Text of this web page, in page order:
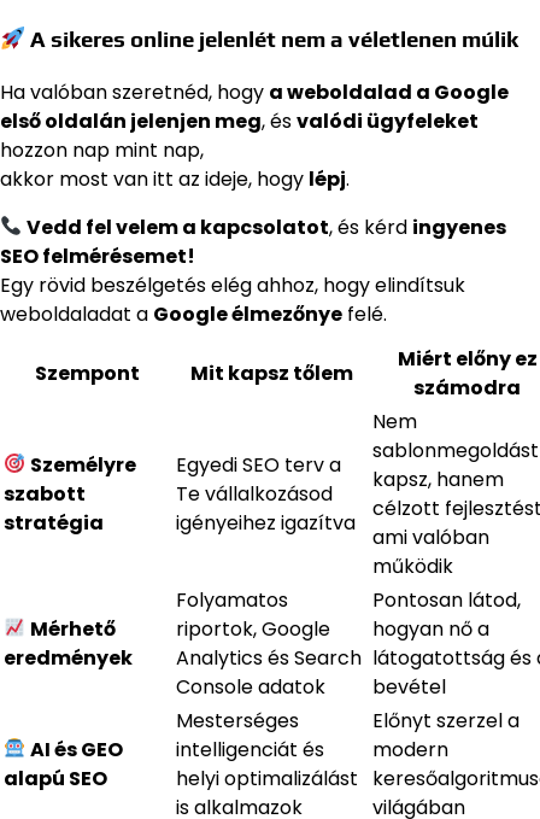
A sikeres online jelenlét nem a véletlenen múlik
Ha valóban szeretnéd, hogy a weboldalad a Google
első oldalán jelenjen meg, ésvalódi ügyfeleket
hozzon nap mint nap,
akkor most van itt az ideje, hogy lépj.
Vedd fel velem a kapcsolatot, és kérd ingyenes
SEO felmérésemet!
Egy rövid beszélgetés elég ahhoz, hogy elindítsuk
weboldaladat a Google élmezőnye felé.
Szempont Mit kapsz tőlem
Miért előny ez
számodra
Személyre
szabott
stratégia
Egyedi SEO terv a
Te vállalkozásod
igényeihez igazítva
Nem
sablonmegoldást
kapsz, hanem
célzott
ami valóban
működik
Mérhető
eredmények
Folyamatos
riportok, Google
Analytics és Search
Console adatok
Pontosan látod,
hogyan nő a
látogatottság és
bevétel
AI és GEO
alapú SEO
Mesterséges
intelligenciát és
helyi optimalizálást
is alkalmazok
Előnyt szerzel a
modern
világában